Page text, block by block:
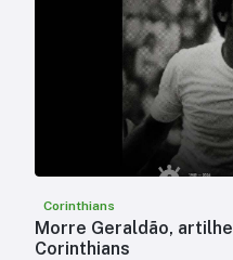
Corinthians
Morre Geraldão,
Corinthians